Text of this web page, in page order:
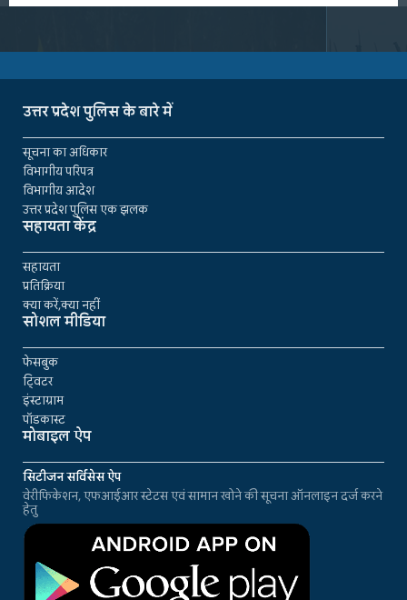
उत्तर प्रदेश पुलिस के बारे में
सूचना का अधिकार
विभागीय परिपत्र
विभागीय आदेश
उत्तर प्रदेश पुलिस एक झलक
सहायता केंद्र
सहायता
प्रतिक्रिया
क्या करें,क्या नहीं
सोशल मीडिया
फेसबुक
ट्विटर
इंस्टाग्राम
पॉडकास्ट
मोबाइल ऐप
सिटीजन सर्विसेस ऐप
वेरीफिकेशन, एफआईआर स्टेटस एवं सामान खोने की सूचना ऑनलाइन दर्ज करने
हेतु